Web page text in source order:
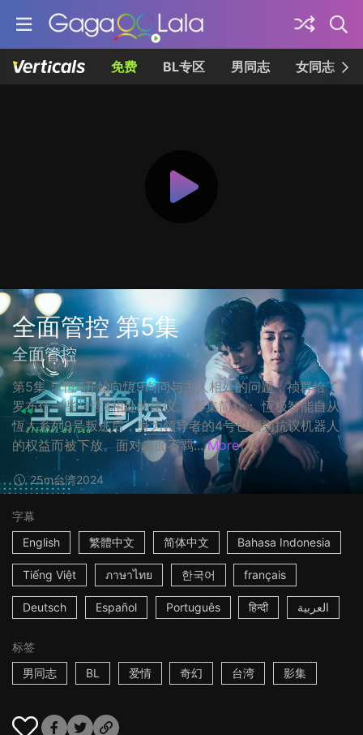
免费 BL专区 男同志 女同志
全面管控 第5集
全面管控
第5集： 恆4开始向恆9询问与主人相处的问题；祯群给了
罗布仕一些与恆4相处的建议。 影集简介： 恆极智能自从
恆人系列9号叛逃后，身为领导者的4号也因为抗议机器人
的权益而被下放。面对表面不羁... More
25m台湾2024
字幕
English
繁體中文 简体中文 Bahasa Indonesia
Tiếng Việt ภาษาไทย 한국어 français
Deutsch Español Português हिन्दी العربية
标签
男同志
BL 爱情 奇幻 台湾 影集